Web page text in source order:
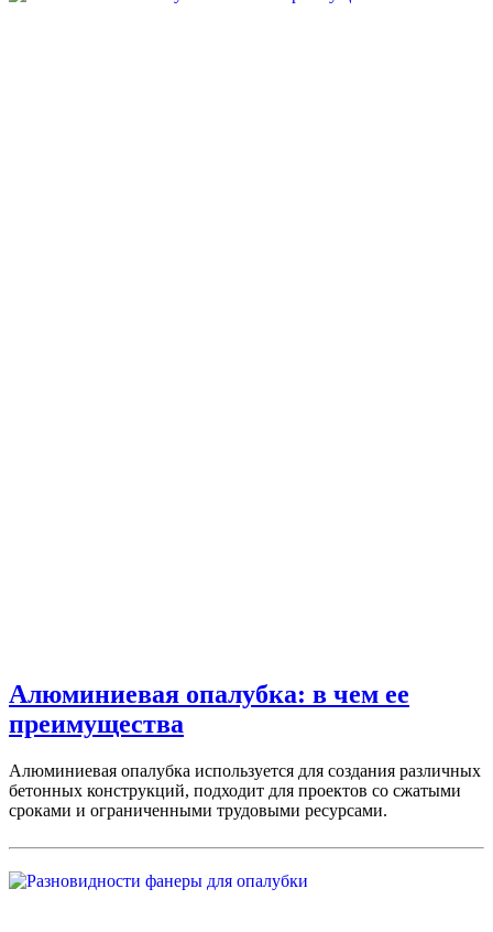
Алюминиевая опалубка: в чем ее
преимущества
Алюминиевая опалубка используется для создания различных
бетонных конструкций, подходит для проектов со сжатыми
сроками и ограниченными трудовыми ресурсами.